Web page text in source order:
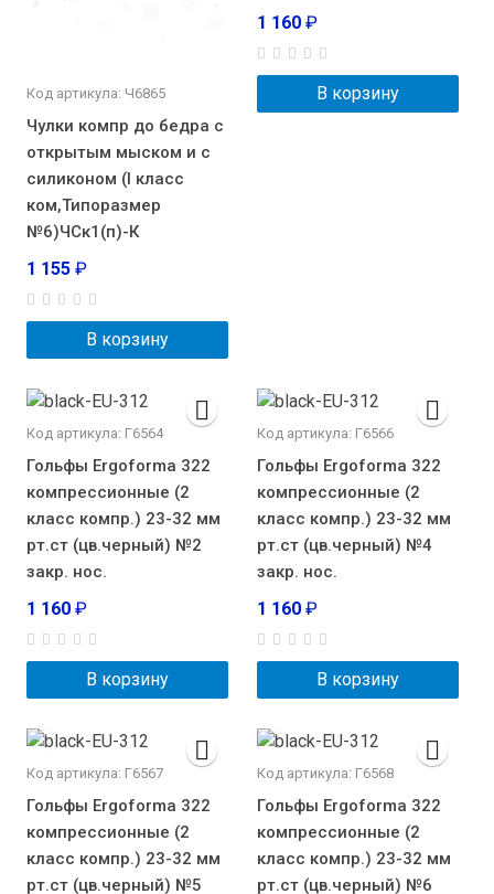
Код артикула: Ч6865
Чулки компр до бедра с
открытым мыском и с
силиконом (I класс
ком,Типоразмер
№6)ЧСк1(п)-К
1 155 ₽
В корзину
1 160 ₽
В корзину
Код артикула: Г6564
Гольфы Ergoforma 322
компрессионные (2
класс компр.) 23-32 мм
рт.ст (цв.черный) №2
закр. нос.
1 160 ₽
В корзину
Код артикула: Г6566
Гольфы Ergoforma 322
компрессионные (2
класс компр.) 23-32 мм
рт.ст (цв.черный) №4
закр. нос.
1 160 ₽
В корзину
Код артикула: Г6567
Гольфы Ergoforma 322
компрессионные (2
класс компр.) 23-32 мм
рт.ст (цв.черный) №5
Код артикула: Г6568
Гольфы Ergoforma 322
компрессионные (2
класс компр.) 23-32 мм
рт.ст (цв.черный) №6